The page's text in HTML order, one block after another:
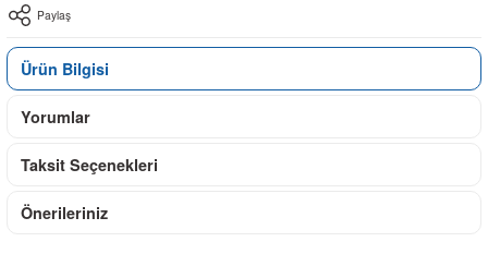
Paylaş
Ürün Bilgisi
Yorumlar
Taksit Seçenekleri
Önerileriniz